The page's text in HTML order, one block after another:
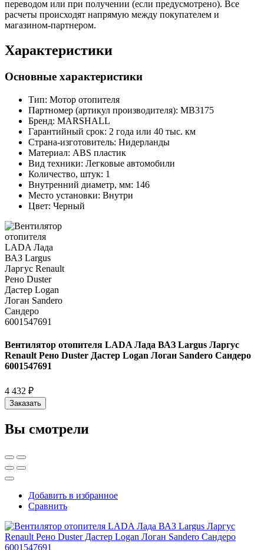
переводом или при получении (если предусмотрено). Все
расчеты происходят напрямую между покупателем и
магазином-партнером.
Характеристики
Основные характеристики
Тип: Мотор отопителя
Партномер (артикул производителя): MB3175
Бренд: MARSHALL
Гарантийный срок: 2 года или 40 тыс. км
Страна-изготовитель: Нидерланды
Материал: ABS пластик
Вид техники: Легковые автомобили
Количество, штук: 1
Внутренний диаметр, мм: 146
Место установки: Внутри
Цвет: Черный
Вентилятор отопителя LADA Лада ВАЗ Largus Ларгус
Renault Рено Duster Дастер Logan Логан Sandero Сандеро
6001547691
4 432 ₽
Заказать
Вы смотрели
Добавить в избранное
Сравнить